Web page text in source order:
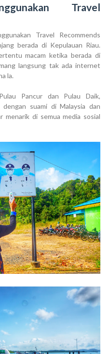
Travel
Travel Recommends
berada di Kepulauan Riau.
macam ketika berada di
langsung tak ada internet
la.
Pancur dan Pulau Daik,
suami di Malaysia dan
menarik di semua media sosial